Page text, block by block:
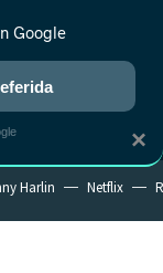
NUEVO
RANKINGS CINE
Harlin Netflix
×
Google